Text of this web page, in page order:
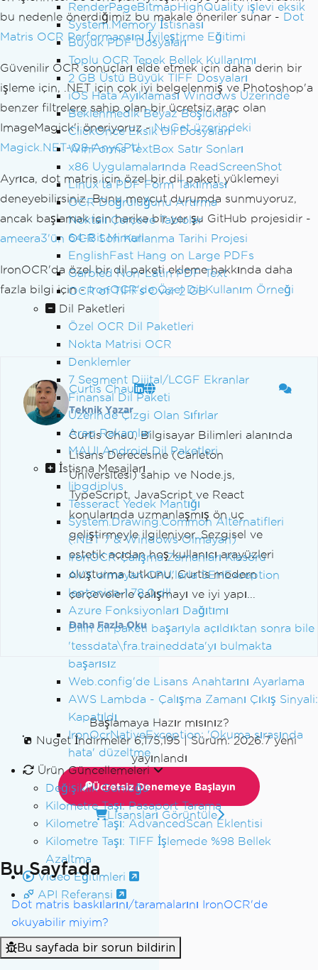
RenderPageBitmapHighQuality işlevi eksik
System.Memory İstisnası
Büyük PDF Dosyaları
Toplu OCR Tepek Bellek Kullanımı
2 GB Üstü Büyük TIFF Dosyaları
iOS Hata Ayıklaması Windows Üzerinde
Beklenmedik Beyaz Boşluklar
ClickOnce Eksik Dil Dosyaları
WinForms TextBox Satır Sonları
x86 Uygulamalarında ReadScreenShot
Linux'ta PDF Form Takılması
OCR Doğruluğunu Artırma
Noktalı Çerçeve Tablolar
64-Bit Mimari
EnglishFast Hang on Large PDFs
Garbled Non-Latin PDF Text
OCR of TIFFs Over 2 GB
Dil Paketleri
Özel OCR Dil Paketleri
Nokta Matrisi OCR
Denklemler
7 Segment Dijital/LCGF Ekranlar
Finansal Dil Paketi
Üzerinde Çizgi Olan Sıfırlar
Arap Rakamlar
MAUI Android Dil Paketleri
İstisna Mesajları
libgdiplus
Tesseract Yedek Mantığı
System.Drawing.Common Alternatifleri
(.NET 7 & Windows Olmayan)
IronOCR Çalışma Zamanları Klasörü
AVX olmayan CPU'larla SEHException
leptonica-1.78.0.dll
Azure Fonksiyonları Dağıtımı
Dilin dil paketi başarıyla açıldıktan sonra bile
'tessdata\fra.traineddata'yı bulmakta
başarısız
Web.config'de Lisans Anahtarını Ayarlama
AWS Lambda - Çalışma Zamanı Çıkış Sinyali:
Kapatıldı
IronOcrNativeException: 'Okuma sırasında
hata' düzeltme
Ürün Güncellemeleri
Değişiklik Günlüğü
Kilometre Taşı: Pasaport Tarama
Kilometre Taşı: AdvancedScan Eklentisi
Kilometre Taşı: TIFF İşlemede %98 Bellek
Azaltma
Video Eğitimleri
API Referansi
bu nedenle önerdiğimiz bu makale öneriler sunar - Dot
Matris OCR Performansını İyileştirme Eğitimi
Güvenilir OCR sonuçları elde etmek için daha derin bir
işleme için, .NET için çok iyi belgelenmiş ve Photoshop'a
benzer filtrelere sahip olan bir ücretsiz araç olan
ImageMagick'i öneriyoruz -NuGet üzerindeki
Magick.NET-Q8-AnyCPU
Ayrıca, dot matris için özel bir dil paketi yüklemeyi
deneyebilirsiniz. Bunu mevcut durumda sunmuyoruz,
ancak başlamak için harika bir yer şu GitHub projesidir -
ameera3'ün OCR Son Kullanma Tarihi Projesi
IronOCR'da özel bir dil paketi ekleme hakkında daha
fazla bilgi için -IronOCR'de Özel Dil Kullanım Örneği
Curtis Chau
Teknik Yazar
Curtis Chau, Bilgisayar Bilimleri alanında
Lisans Derecesine (Carleton
Üniversitesi) sahip ve Node.js,
TypeScript, JavaScript ve React
konularında uzmanlaşmış ön uç
geliştirmeyle ilgileniyor. Sezgisel ve
estetik açıdan hoş kullanıcı arayüzleri
oluşturma tutkunu, Curtis modern
çerçevelerle çalışmayı ve iyi yapı...
Daha Fazla Oku
Başlamaya Hazır mısınız?
Nuget İndirmeler 6,175,195|Sürüm: 2026.7 yeni
yayınlandı
Ücretsiz Denemeye Başlayın
Lisansları Görüntüle
Bu Sayfada
Dot matris baskılarını/taramalarını IronOCR'de
okuyabilir miyim?
Bu sayfada bir sorun bildirin